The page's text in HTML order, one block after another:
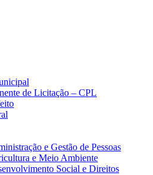
de Licitação – CPL
e Gestão de Pessoas
e Meio Ambiente
Social e Direitos